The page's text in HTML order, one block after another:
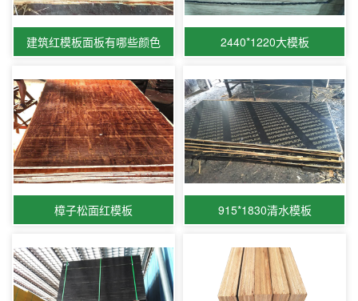
建筑红模板面板有哪些颜色 2440*1220大模板
樟子松面红模板 915*1830清水模板